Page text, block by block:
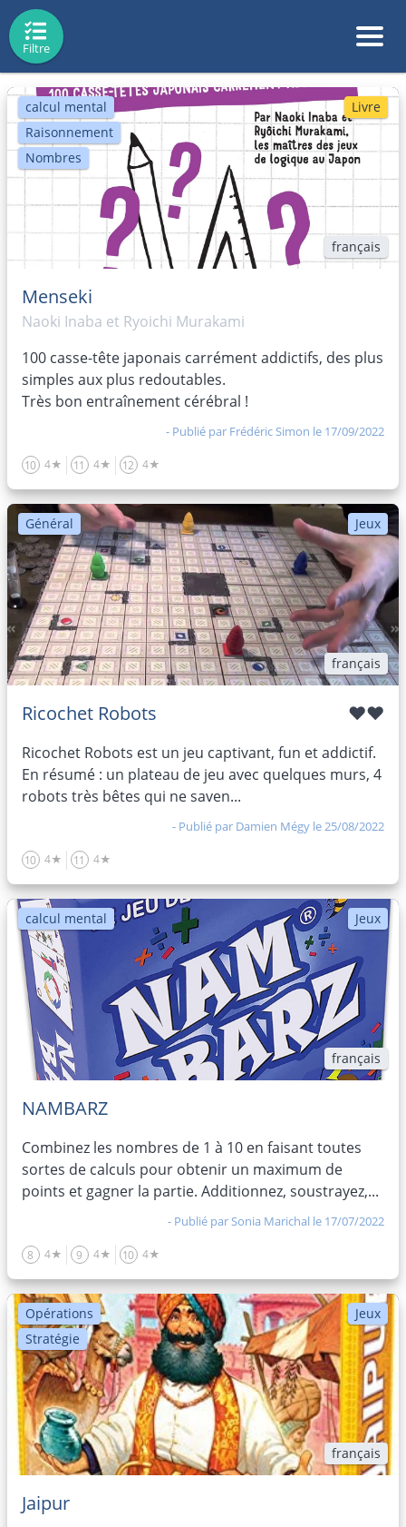
Filtre
calcul mental
Raisonnement
Nombres
Livre
français
Menseki
Naoki Inaba et Ryoichi Murakami
100 casse-tête japonais carrément addictifs, des plus
simples aux plus redoutables.
Très bon entraînement cérébral !
- Publié par Frédéric Simon le 17/09/2022
10 4★ 11 4★ 12 4★
Général Jeux
français
Ricochet Robots ♥♥
Ricochet Robots est un jeu captivant, fun et addictif.
En résumé : un plateau de jeu avec quelques murs, 4
robots très bêtes qui ne saven...
- Publié par Damien Mégy le 25/08/2022
10 4★ 11 4★
calcul mental Jeux
français
NAMBARZ
Combinez les nombres de 1 à 10 en faisant toutes
sortes de calculs pour obtenir un maximum de
points et gagner la partie. Additionnez, soustrayez,...
- Publié parSonia Marichal le 17/07/2022
8 4★ 9 4★ 10 4★
Opérations
Stratégie
Jeux
français
Jaipur